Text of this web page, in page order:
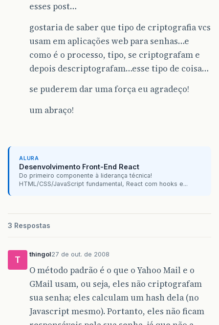
esses post…
gostaria de saber que tipo de criptografia vcs
usam em aplicações web para senhas…e
como é o processo, tipo, se criptografam e
depois descriptografam…esse tipo de coisa…
se puderem dar uma força eu agradeço!
um abraço!
ALURA
Desenvolvimento Front-End React
Do primeiro componente à liderança técnica!
HTML/CSS/JavaScript fundamental, React com hooks e...
3 Respostas
T
thingol27 de out. de 2008
O método padrão é o que o Yahoo Mail e o
GMail usam, ou seja, eles não criptografam
sua senha; eles calculam um hash dela (no
Javascript mesmo). Portanto, eles não ficam